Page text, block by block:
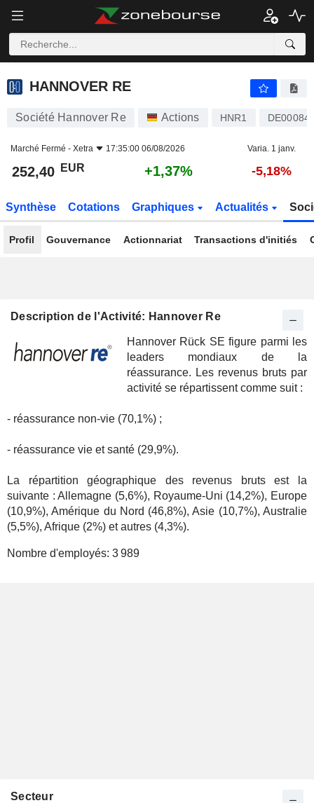
HANNOVER RE
HANNOVER RE
Société Hannover Re Actions HNR1
Marché Fermé - Xetra 17:35:00 06/08/2026 Varia. 1 janv.
252,40 EUR +1,37% -5,18%
Synthèse Cotations Graphiques Actualités
Profil Gouvernance Actionnariat Transactions d'initiés
Description de l'Activité: Hannover Re
Hannover Rück SE figure parmi les
leaders mondiaux de la
réassurance. Les revenus bruts par
activité se répartissent comme suit :
- réassurance non-vie (70,1%) ;
- réassurance vie et santé (29,9%).
La répartition géographique des revenus bruts est la
suivante : Allemagne (5,6%), Royaume-Uni (14,2%), Europe
(10,9%), Amérique du Nord (46,8%), Asie (10,7%), Australie
(5,5%), Afrique (2%) et autres (4,3%).
Nombre d'employés: 3 989
Secteur